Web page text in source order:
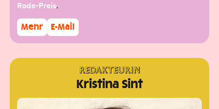
Rode-Preis.
Mehr E-Mail
REDAKTEURIN
Kristina Sint